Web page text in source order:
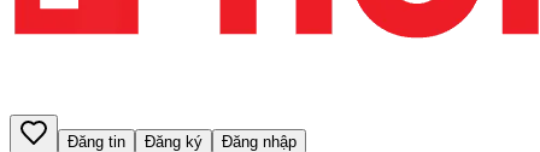
Đăng tin Đăng ký Đăng nhập